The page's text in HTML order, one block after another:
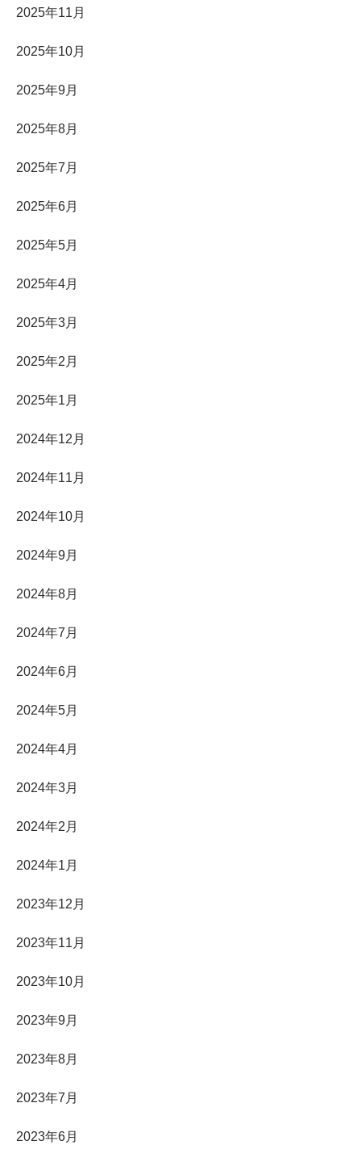
2025年11月
2025年10月
2025年9月
2025年8月
2025年7月
2025年6月
2025年5月
2025年4月
2025年3月
2025年2月
2025年1月
2024年12月
2024年11月
2024年10月
2024年9月
2024年8月
2024年7月
2024年6月
2024年5月
2024年4月
2024年3月
2024年2月
2024年1月
2023年12月
2023年11月
2023年10月
2023年9月
2023年8月
2023年7月
2023年6月